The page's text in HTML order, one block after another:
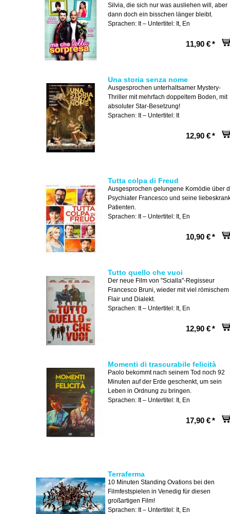
Silvia, die sich nur was ausliehen will, aber
dann doch ein bisschen länger bleibt.
Sprachen: It – Untertitel: It, En
11,90 €*
Una storia senza nome
Ausgesprochen unterhaltsamer Mystery-
Thriller mit mehrfach doppeltem Boden, mit
absoluter Star-Besetzung!
Sprachen: It – Untertitel: It
12,90 €*
Tutta colpa di Freud
Ausgesprochen gelungene Komödie über
Psychiater Francesco und seine
Patienten.
Sprachen: It – Untertitel: It, En
10,90 €*
Tutto quello che vuoi
Der neue Film von "Scialla"-Regisseur
Francesco Bruni, wieder mit viel römischem
Flair und Dialekt.
Sprachen: It – Untertitel: It, En
12,90 €*
Momenti di trascurabile felicità
Paolo bekommt nach seinem Tod noch 92
Minuten auf der Erde geschenkt, um sein
Leben in Ordnung zu bringen.
Sprachen: It – Untertitel: It, En
17,90 €*
Terraferma
10 Minuten Standing Ovations bei den
Filmfestspielen in Venedig für diesen
großartigen Film!
Sprachen: It – Untertitel: It, En